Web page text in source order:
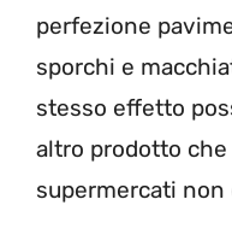
perfezione
sporchi e
stesso effetto
altro prodotto
supermercati non